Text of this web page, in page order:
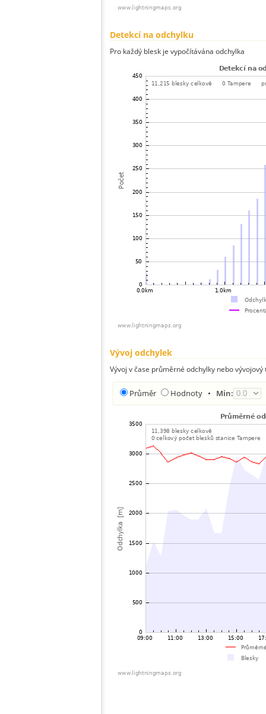
Detekcí na odchylku
Pro každý blesk je vypočítávána odchylka
Vývoj odchylek
Vývoj v čase průměrné odchylky nebo
Průměr Hodnoty • Min: